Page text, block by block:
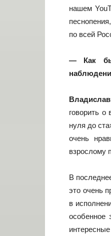
нашем
по всей
— Как бы
говорить о
нуля до
очень
взрослому
В
это очень
в
особенное